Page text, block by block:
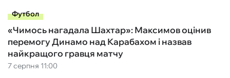
Футбол
7 серпня 11:00
«Чимось нагадала Шахтар»: Максимов оцінив
перемогу Динамо над Карабахом і назвав
найкращого гравця матчу